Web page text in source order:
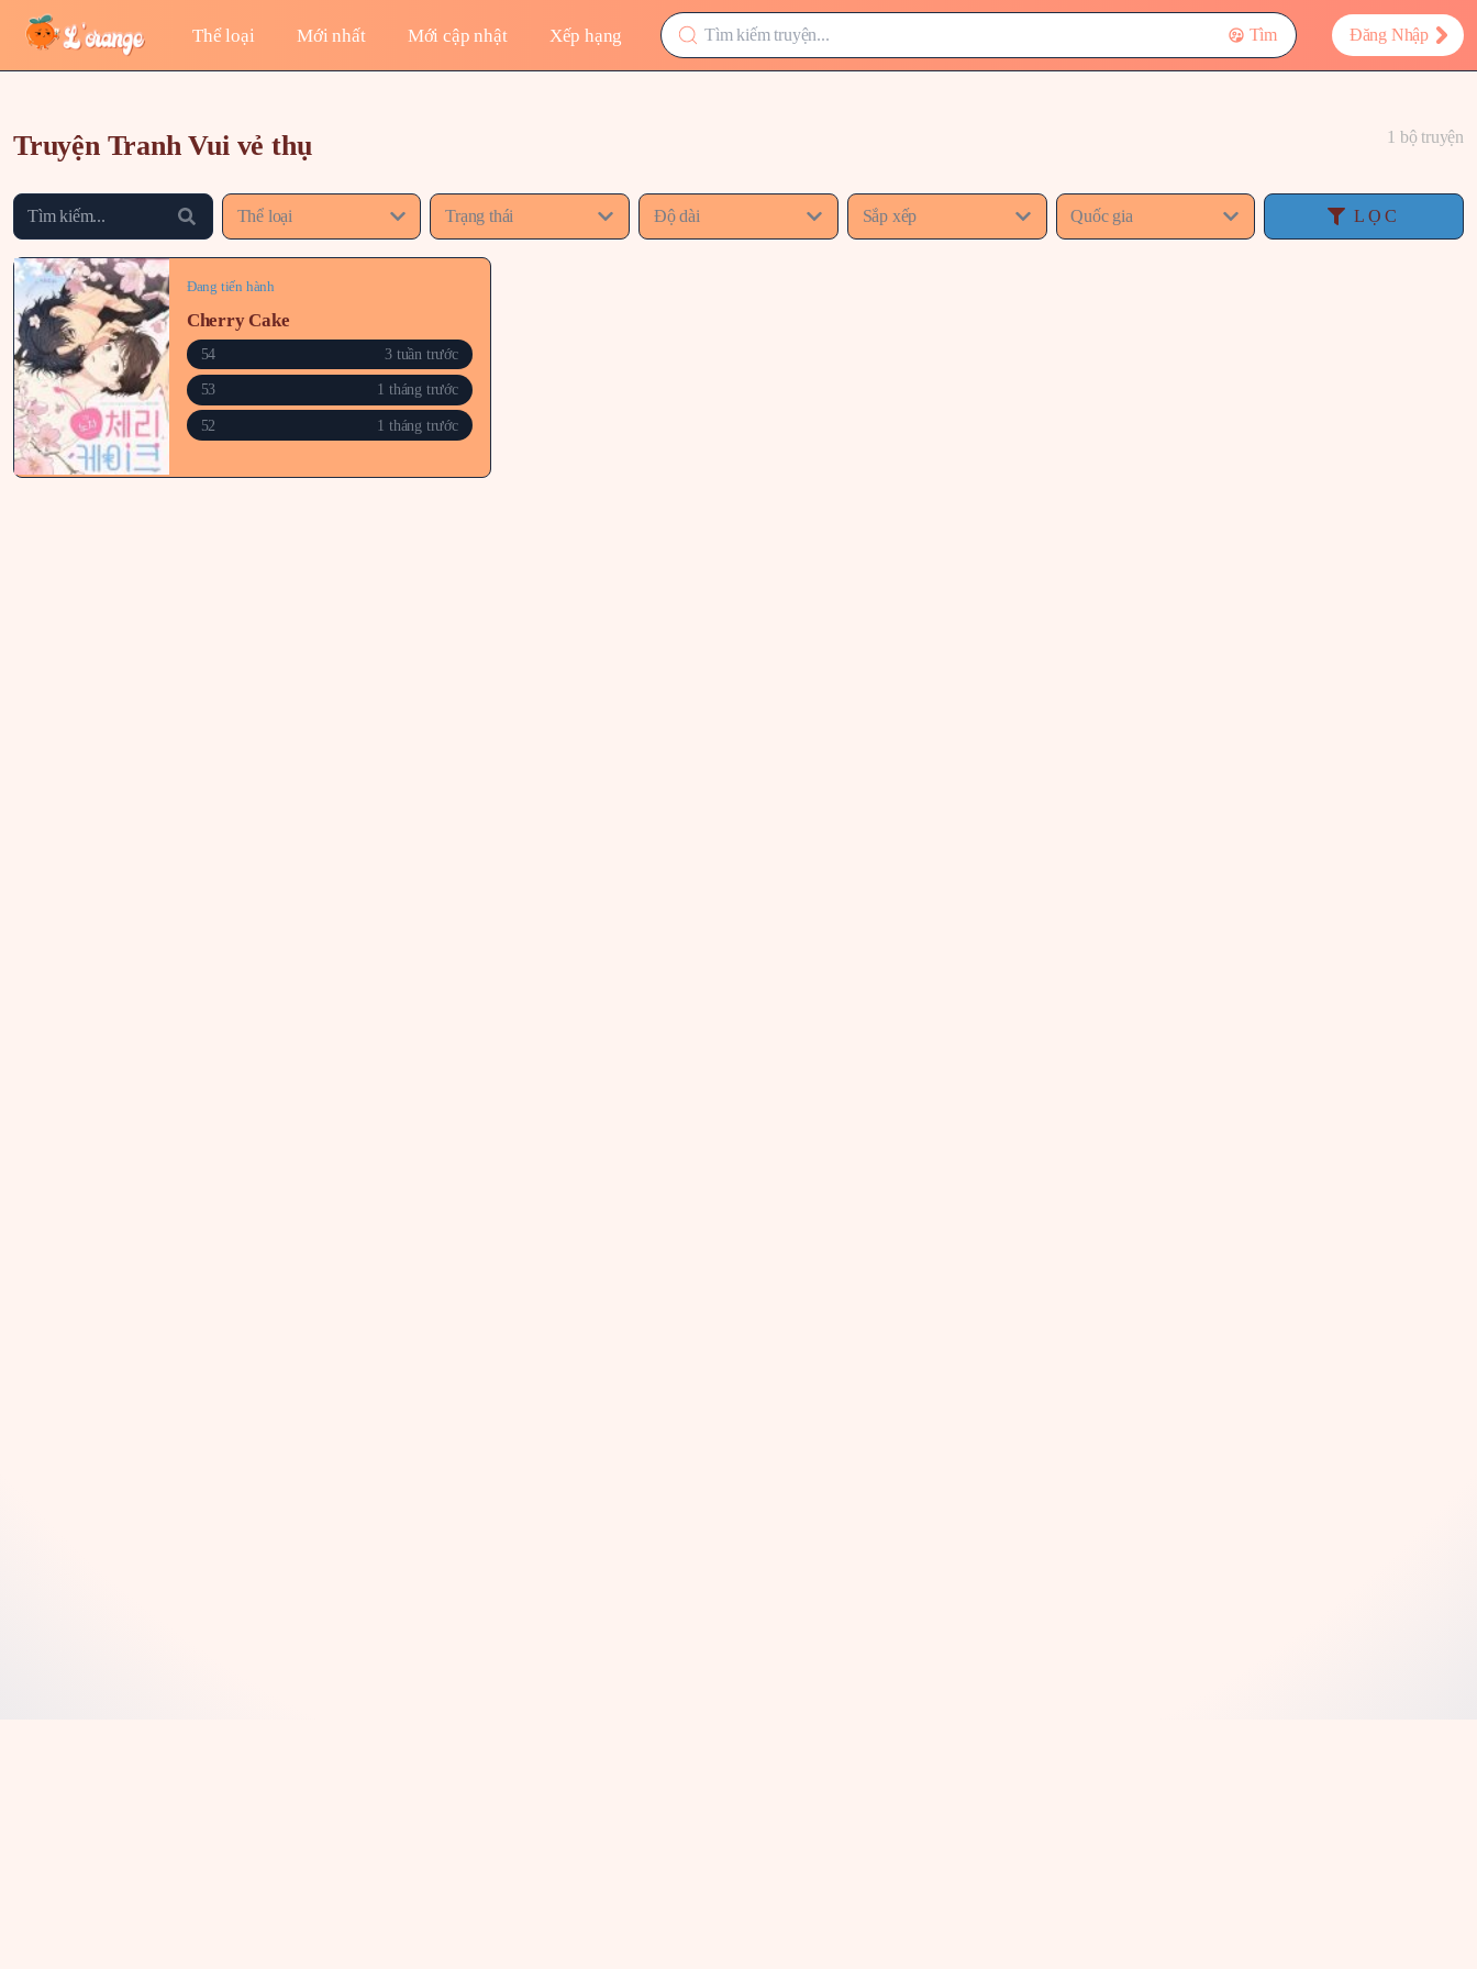
Thể loại Mới nhất Mới cập nhật Xếp hạng Tìm Đăng Nhập
Truyện Tranh Vui vẻ thụ 1 bộ truyện
Thể loại Trạng thái Độ dài Sắp xếp Quốc gia LỌC
Đang tiến hành
Cherry Cake
54 3 tuần trước
53 1 tháng trước
52 1 tháng trước